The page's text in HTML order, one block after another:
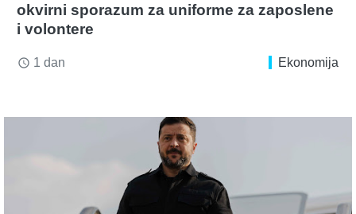
okvirni sporazum za uniforme za zaposlene
i volontere
access_time 1 dan Ekonomija